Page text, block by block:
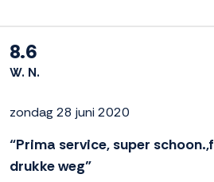
8.6
W. N.
zondag 28 juni 2020
“Prima service, super
drukke weg”